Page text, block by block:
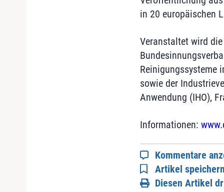
in 20 europäischen
Veranstaltet wird die
Reinigungssysteme
sowie der
Anwendung (IHO),
Informationen:
Kommentare
Artikel
Diesen Artikel